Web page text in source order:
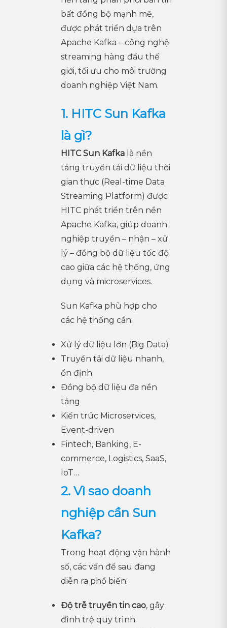
bất đồng bộ mạnh mẽ,
được phát triển dựa trên
Apache Kafka – công nghệ
streaming hàng đầu thế
giới, tối ưu cho môi trường
doanh nghiệp Việt Nam.
1. HITC Sun Kafka
là gì?
HITC Sun Kafka là nền
tảng truyền tải dữ liệu thời
gian thực (Real-time Data
Streaming Platform) được
HITC phát triển trên nền
Apache Kafka, giúp doanh
nghiệp truyền – nhận – xử
lý – đồng bộ dữ liệu tốc độ
cao giữa các hệ thống, ứng
dụng và microservices.
Sun Kafka phù hợp cho
các hệ thống cần:
Xử lý dữ liệu lớn (Big Data)
Truyền tải dữ liệu nhanh,
ổn định
Đồng bộ dữ liệu đa nền
tảng
Kiến trúc Microservices,
Event-driven
Fintech, Banking, E-
commerce, Logistics, SaaS,
IoT…
2. Vì sao doanh
nghiệp cần Sun
Kafka?
Trong hoạt động vận hành
số, các vấn đề sau đang
diễn ra phổ biến:
Độ trễ truyền tin cao, gây
đình trệ quy trình.